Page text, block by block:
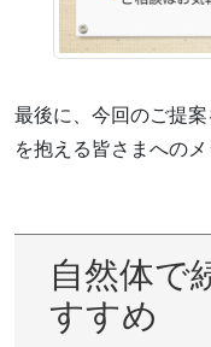
最後に、今回のご提
を抱える皆さまへの
自然体で
すすめ